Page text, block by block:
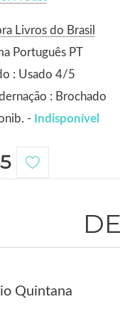
Livros do Brasil
Português PT
: Usado 4/5
: Brochado
- Indisponível
Quintana